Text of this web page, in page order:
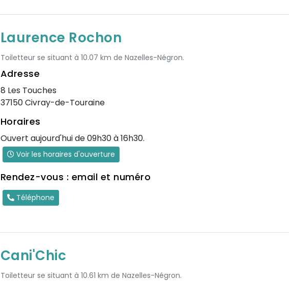
Laurence Rochon
Toiletteur se situant à 10.07 km de Nazelles-Négron.
Adresse
8 Les Touches
37150 Civray-de-Touraine
Horaires
Ouvert aujourd'hui de 09h30 à 16h30.
Voir les horaires d'ouverture
Rendez-vous : email et numéro
Téléphone
Cani'Chic
Toiletteur se situant à 10.61 km de Nazelles-Négron.